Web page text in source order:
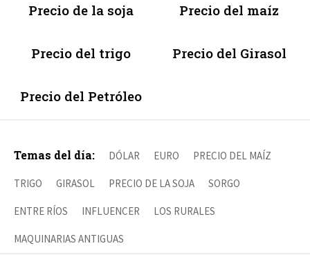
Precio de la soja Precio del maíz
Precio del trigo Precio del Girasol
Precio del Petróleo
Temas del día: DÓLAR EURO PRECIO DEL MAÍZ
TRIGO GIRASOL PRECIO DE LA SOJA SORGO
ENTRE RÍOS INFLUENCER LOS RURALES
MAQUINARIAS ANTIGUAS